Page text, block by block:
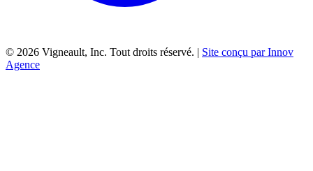
© 2026 Vigneault, Inc. Tout droits réservé. | Site conçu par Innov
Agence